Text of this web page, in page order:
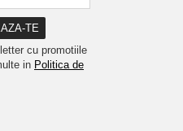
cu promotiile
in Politica de